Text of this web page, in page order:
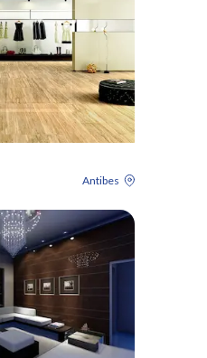
Antibes